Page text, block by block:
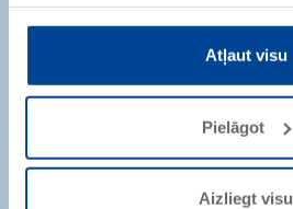
Atļaut visu
Pielāgot
Aizliegt visu
1010 Rīga
Latvija
pasutijumi@remmers.com
+ 371 29232361